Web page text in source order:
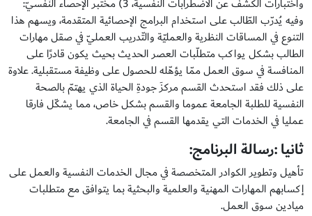
واختبارات الكشف عن الاضطرابات النفسية، 3) مختبر الإحصاء النّفسيّ:
وفيه يُدرّب الطّالب على استخدام البرامج الإحصائية المتقدمة، ويسهم هذا
التنوع في المساقات النظرية والعمليّة والتّدريب العمليّ في صقل مهارات
الطالب بشكل يواكب متطلّبات العصر الحديث بحيث يكون قادرًا على
المنافسة في سوق العمل ممّا يؤهّله للحصول على وظيفة مستقبلية. علاوة
على ذلك فقد استحدث القسم مركزَ جودةِ الحياة الذي يهتمّ بالصحة
النفسية للطلبة الجامعة عموما والقسم بشكل خاص، مما يشكّل فارقا
عمليا في الخدمات التي يقدمها القسم في الجامعة.
ثانيا :رسالة البرنامج:
تأهيل وتطوير الكوادر المتخصصة في مجال الخدمات النفسية والعمل على
إكسابهم المهارات المهنية والعلمية والبحثية بما يتوافق مع متطلبات
ميادين سوق العمل.